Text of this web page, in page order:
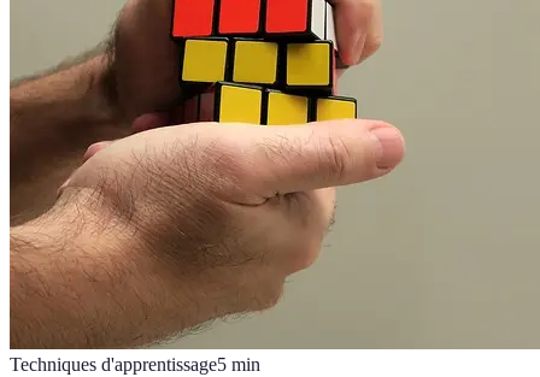
Techniques d'apprentissage5 min